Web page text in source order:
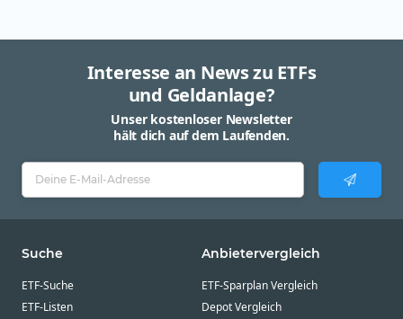
Interesse an News zu ETFs
und Geldanlage?
Unser kostenloser Newsletter
hält dich auf dem Laufenden.
Suche
ETF-Suche
ETF-Listen
Anbietervergleich
ETF-Sparplan Vergleich
Depot Vergleich